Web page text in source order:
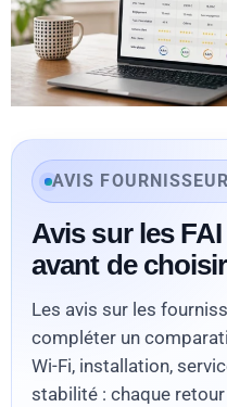
AVIS
Avis sur les
avant de
Les avis sur les
compléter un comparatif
Wi-Fi, installation,
stabilité : chaque retour aide à mieux comprendre